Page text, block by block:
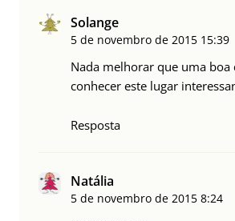
Solange
5 de novembro de 2015 15:39
Nada melhorar que uma
conhecer este lugar
Resposta
Natália
5 de novembro de 2015 8:24